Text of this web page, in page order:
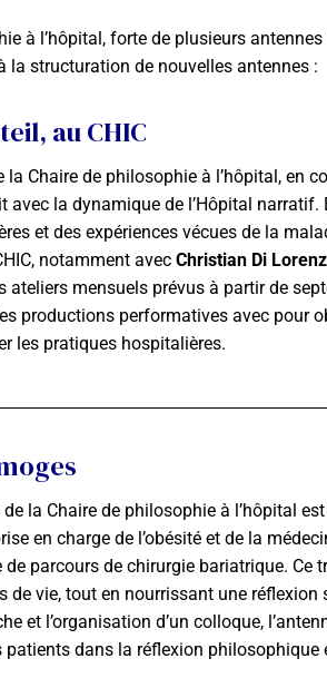
à l’hôpital, forte de plusieurs
la structuration de nouvelles antennes :
au CHIC
la Chaire de philosophie à l’hôpital,
avec la dynamique de l’Hôpital
et des expériences vécues de la
notamment avec Christian Di
ateliers mensuels prévus à partir de
productions performatives avec pour
les pratiques hospitalières.
de la Chaire de philosophie à l’hôpital
en charge de l’obésité et de la
de parcours de chirurgie bariatrique.
de vie, tout en nourrissant une
et l’organisation d’un colloque,
patients dans la réflexion philosophique